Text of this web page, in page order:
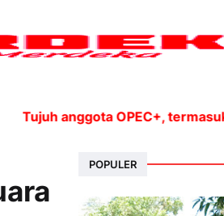
anggota OPEC+, termasuk
POPULER